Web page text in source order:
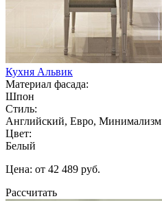
Кухня Альвик
Материал фасада:
Шпон
Стиль:
Английский, Евро, Минимализм
Цвет:
Белый
Цена: от 42 489 руб.
Рассчитать